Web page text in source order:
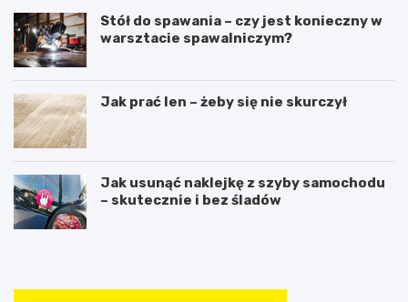
Stół do spawania – czy jest konieczny w
warsztacie spawalniczym?
Jak prać len – żeby się nie skurczył
Jak usunąć naklejkę z szyby samochodu
– skutecznie i bez śladów